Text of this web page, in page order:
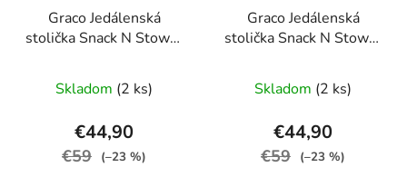
Graco Jedálenská
stolička Snack N Stow™
Skladom (2 ks)
€44,90
€59 (–23 %)
Graco Jedálenská
stolička Snack N Stow™
Skladom (2 ks)
€44,90
€59 (–23 %)